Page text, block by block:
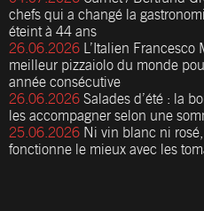
chefs qui a changé la
éteint à 44 ans
26.06.2026 L’Italien Francesco
meilleur pizzaiolo du monde
année consécutive
26.06.2026 Salades d’été : la
les accompagner selon une
25.06.2026 Ni vin blanc ni
fonctionne le mieux avec les